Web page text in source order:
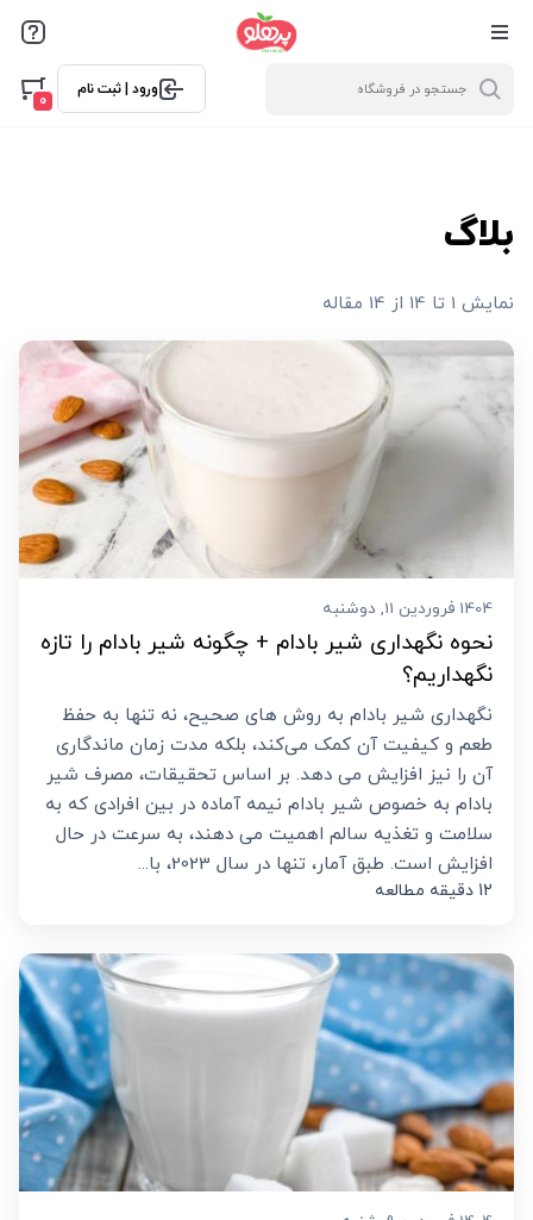
@media screen and (max-width: 500px) { .w-ch{bottom: 125px
!important; left:5px !important;} }
ورود | ثبت نام
0
بلاگ
نمایش 1 تا 14 از 14 مقاله
1404 فروردین 11, دوشنبه
نحوه نگهداری شیر بادام + چگونه شیر بادام را تازه
نگهداریم؟
نگهداری شیر بادام به روش ‌های صحیح، نه تنها به حفظ
طعم و کیفیت آن کمک می‌کند، بلکه مدت زمان ماندگاری
آن را نیز افزایش می ‌دهد. بر اساس تحقیقات، مصرف شیر
بادام به خصوص شیر بادام نیمه آماده در بین افرادی که به
سلامت و تغذیه سالم اهمیت می ‌دهند، به سرعت در حال
افزایش است. طبق آمار، تنها در سال 2023، با...
12 دقیقه مطالعه